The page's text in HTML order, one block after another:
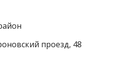
проезд, 48